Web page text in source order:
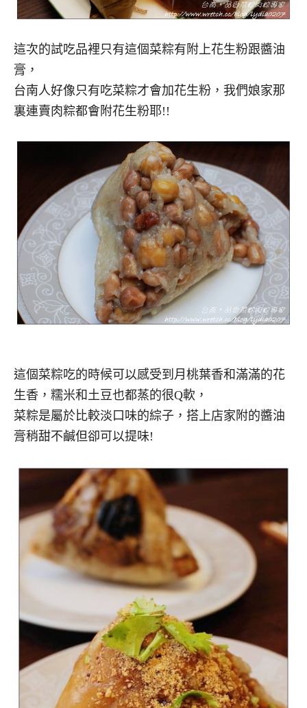
這次的試吃品裡只有這個菜粽有附上花生粉跟醬油
膏，
台南人好像只有吃菜粽才會加花生粉，我們娘家那
裏連賣肉粽都會附花生粉耶!!
這個菜粽吃的時候可以感受到月桃葉香和滿滿的花
生香，糯米和土豆也都蒸的很Q軟，
菜粽是屬於比較淡口味的綜子，搭上店家附的醬油
膏稍甜不鹹但卻可以提味!